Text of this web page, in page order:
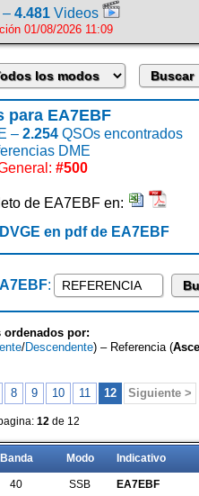
– 4.481 Videos
01/08/2026 11:09
para EA7EBF
– 2.254QSOs encontrados
DME
#500
de EA7EBF en:
en pdf de EA7EBF
:
ordenados por:
/Descendente) – Referencia (
8 9 10 11 12 Siguiente >
12 de 12
Banda Modo Indicativo
40 SSB EA7EBF